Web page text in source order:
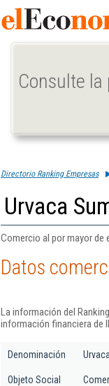
Consulte la
Directorio Ranking Empresas
Urvaca
Comercio al por mayor
Datos
La información del
información financiera de
Denominación
Objeto Social